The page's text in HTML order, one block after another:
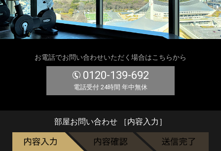
お電話でお問い合わせいただく場合はこちらから
0120-139-692
電話受付 24時間 年中無休
部屋お問い合わせ ［内容入力］